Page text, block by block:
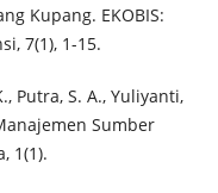
Kupang. EKOBIS:
7(1), 1-15.
Putra, S. A., Yuliyanti,
Sumber
1(1).